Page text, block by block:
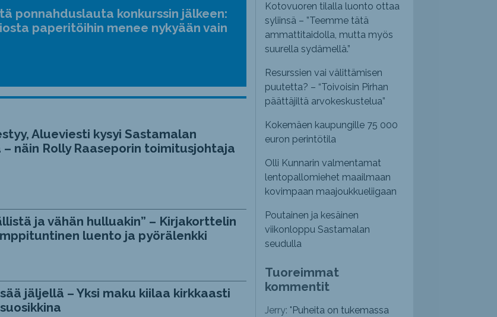
ponnahduslauta konkurssin jälkeen:
paperitöihin menee nykyään vain
Alueviesti kysyi Sastamalan
näin Rolly Raaseporin toimitusjohtaja
ja vähän hulluakin” – Kirjakorttelin
luento ja pyörälenkki
jäljellä – Yksi maku kiilaa kirkkaasti
Kotovuoren tilalla luonto ottaa
syliinsä – ”Teemme tätä
ammattitaidolla, mutta myös
suurella sydämellä.”
Resurssien vai välittämisen
puutetta? – “Toivoisin Pirhan
päättäjiltä arvokeskustelua”
Kokemäen kaupungille 75 000
euron perintötila
Olli Kunnarin valmentamat
lentopallomiehet maailmaan
kovimpaan maajoukkueliigaan
Poutainen ja kesäinen
viikonloppu Sastamalan
seudulla
Tuoreimmat
kommentit
Jerry: " Puheita on tukemassa